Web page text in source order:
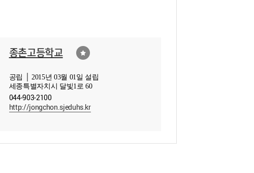
종촌고등학교
공립 │ 2015년 03월 01일 설립
세종특별자치시 달빛1로 60
044-903-2100
http://jongchon.sjeduhs.kr